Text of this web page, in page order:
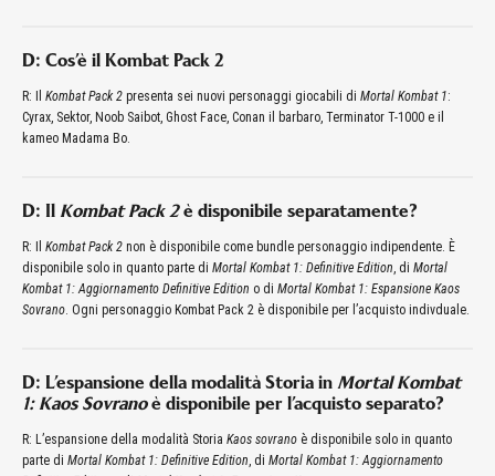
D: Cos’è il Kombat Pack 2
R: Il Kombat Pack 2 presenta sei nuovi personaggi giocabili di Mortal Kombat 1:
Cyrax, Sektor, Noob Saibot, Ghost Face, Conan il barbaro, Terminator T-1000 e il
kameo Madama Bo.
D: Il Kombat Pack 2è disponibile separatamente?
R: Il Kombat Pack 2 non è disponibile come bundle personaggio indipendente. È
disponibile solo in quanto parte di Mortal Kombat 1: Definitive Edition, di Mortal
Kombat 1: Aggiornamento Definitive Edition o di Mortal Kombat 1: Espansione Kaos
Sovrano. Ogni personaggio Kombat Pack 2 è disponibile per l’acquisto indivduale.
D: L’espansione della modalità Storia in Mortal Kombat
1: Kaos Sovranoè disponibile per l’acquisto separato?
R: L’espansione della modalità Storia Kaos sovrano è disponibile solo in quanto
parte di Mortal Kombat 1: Definitive Edition, di Mortal Kombat 1: Aggiornamento